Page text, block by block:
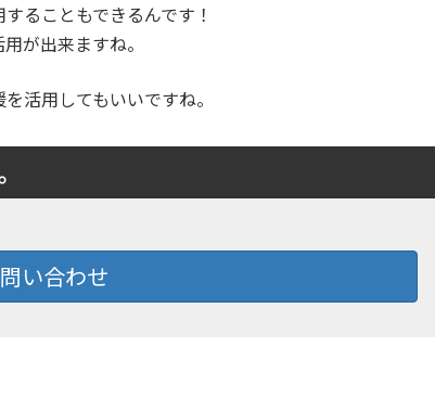
ることもできるんです！
が出来ますね。
活用してもいいですね。
い合わせ